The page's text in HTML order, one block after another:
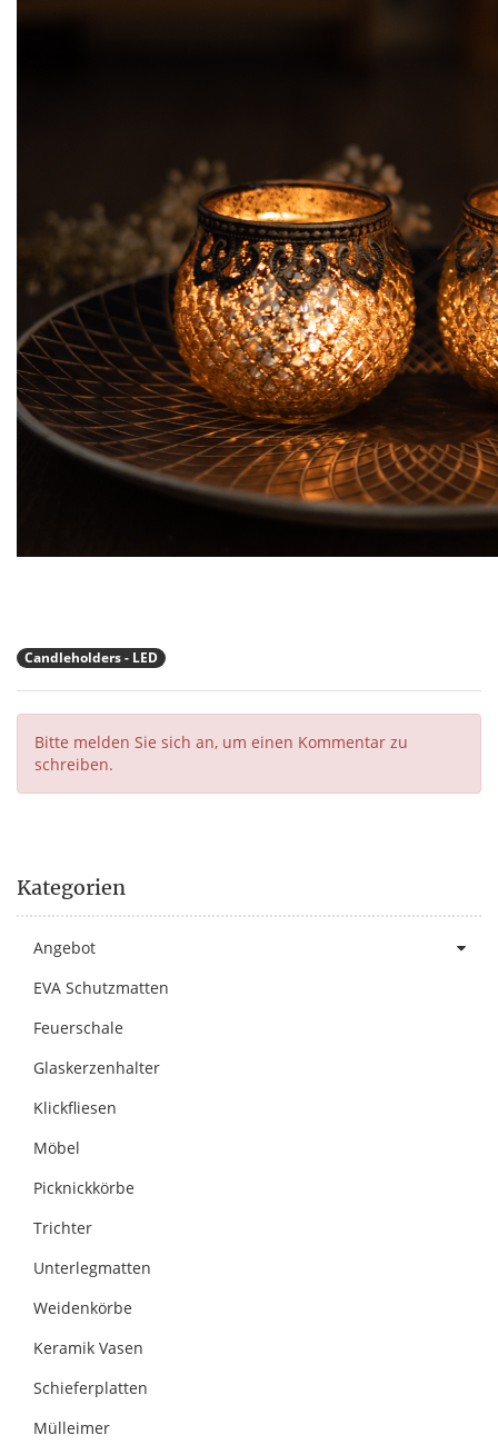
Candleholders - LED
Bitte melden Sie sich an, um einen Kommentar zu
schreiben.
Kategorien
Angebot
EVA Schutzmatten
Feuerschale
Glaskerzenhalter
Klickfliesen
Möbel
Picknickkörbe
Trichter
Unterlegmatten
Weidenkörbe
Keramik Vasen
Schieferplatten
Mülleimer